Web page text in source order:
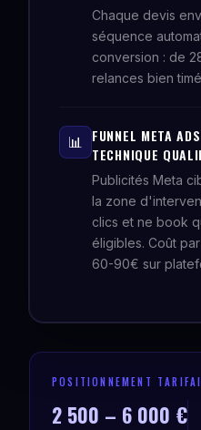
Chaque devis
séquence
conversion : de
relances bien
📊 FUNNEL META
TECHNIQUE
Publicités Meta
la zone
clics et ne book
éligibles. Coût
60-90€ sur
POSITIONNEMENT
2 500 – 6 000 €